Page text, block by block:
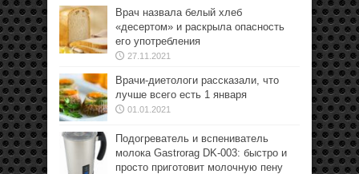
Врач назвала белый хлеб
«десертом» и раскрыла опасность
его употребления
27.11.2021
Врачи-диетологи рассказали, что
лучше всего есть 1 января
01.01.2021
Подогреватель и вспениватель
молока Gastrorag DK-003: быстро и
просто приготовит молочную пену